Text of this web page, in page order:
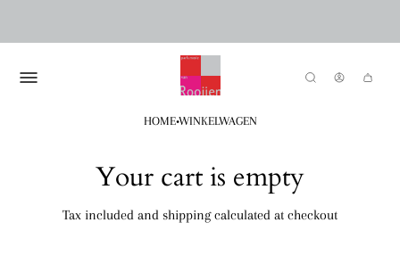
HOME·WINKELWAGEN
Your cart is empty
Tax included and shipping calculated at checkout